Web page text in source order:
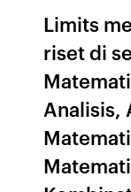
Limits
riset di
Analisis,